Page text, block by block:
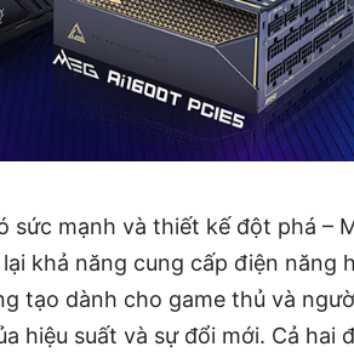
mạnh và thiết kế đột phá –
lại khả năng cung cấp điện năng
tạo dành cho game thủ và
hiệu suất và sự đổi mới. Cả hai